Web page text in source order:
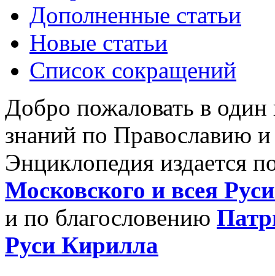
Дополненные статьи
Новые статьи
Список сокращений
Добро пожаловать в
знаний по Православию
Энциклопедия издается
Московского и всея
и по благословению
Руси Кирилла